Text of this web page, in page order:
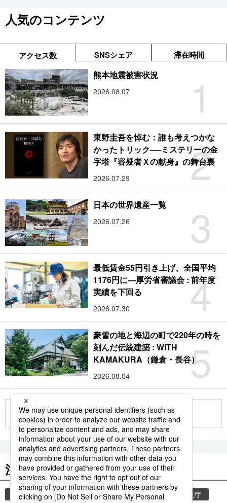
人気のコンテンツ
アクセス数 SNSシェア 滞在時間
1
熊本地震被害状況
2026.08.07
2
東野圭吾を悼む：誰も考えつかな
かったトリック──ミステリーの金
字塔『容疑者Ｘの献身』の舞台裏
2026.07.29
3
日本の世界遺産一覧
2026.07.26
4
最低賃金55円引き上げ、全国平均
1176円に―厚労省審議会 : 前年度
実績を下回る
2026.07.30
5
豪雪の地と海辺の町で220年の時を
刻んだ伝統建築 : WITH
KAMAKURA（鎌倉・長谷）
2026.08.04
もっと見る
注目のキーワード
共同通信ニュース 観光 気象・災害 気象庁